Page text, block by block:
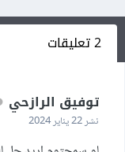
2 تعليقات
توفيق الرازحي
نشر22 يناير 2024